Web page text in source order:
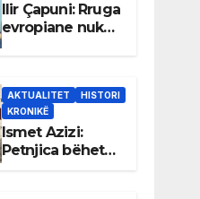
Ilir Çapuni: Rruga
evropiane nuk
mund të
ligje
antikushtetuese
AKTUALITET
HISTORI
KRONIKË
Ismet Azizi:
Petnjica bëhet
qendër e